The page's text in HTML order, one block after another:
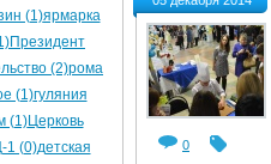
0
(1)ярмарка
Президент
(2)рома
(1)гуляния
(1)Церковь
1 (0)детская